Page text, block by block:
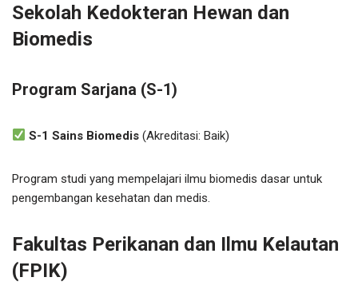
Sekolah Kedokteran Hewan dan
Biomedis
Program Sarjana (S-1)
S-1 Sains Biomedis (Akreditasi: Baik)
Program studi yang mempelajari ilmu biomedis dasar untuk
pengembangan kesehatan dan medis.
Fakultas Perikanan dan Ilmu Kelautan
(FPIK)